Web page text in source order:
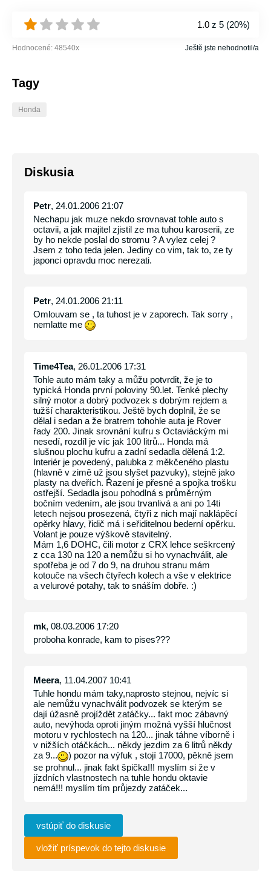
1.0 z 5 (20%)
Hodnocené: 48540x Ještě jste nehodnotil/a
Tagy
Honda
Diskusia
Petr, 24.01.2006 21:07
Nechapu jak muze nekdo srovnavat tohle auto s
octavii, a jak majitel zjistil ze ma tuhou karoserii, ze
by ho nekde poslal do stromu ? A vylez celej ?
Jsem z toho teda jelen. Jediny co vim, tak to, ze ty
japonci opravdu moc nerezati.
Petr, 24.01.2006 21:11
Omlouvam se , ta tuhost je v zaporech. Tak sorry ,
nemlatte me
Time4Tea, 26.01.2006 17:31
Tohle auto mám taky a můžu potvrdit, že je to
typická Honda první poloviny 90.let. Tenké plechy
silný motor a dobrý podvozek s dobrým rejdem a
tužší charakteristikou. Ještě bych doplnil, že se
dělal i sedan a že bratrem tohohle auta je Rover
řady 200. Jinak srovnání kufru s Octaviáckým mi
nesedí, rozdíl je víc jak 100 litrů... Honda má
slušnou plochu kufru a zadní sedadla dělená 1:2.
Interiér je povedený, palubka z měkčeného plastu
(hlavně v zimě už jsou slyšet pazvuky), stejně jako
plasty na dveřích. Řazení je přesné a spojka trošku
ostřejší. Sedadla jsou pohodlná s průměrným
bočním vedením, ale jsou trvanlivá a ani po 14ti
letech nejsou prosezená, čtyři z nich mají naklápěcí
opěrky hlavy, řidič má i seřiditelnou bederní opěrku.
Volant je pouze výškově stavitelný.
Mám 1,6 DOHC, čili motor z CRX lehce seškrcený
z cca 130 na 120 a nemůžu si ho vynachválit, ale
spotřeba je od 7 do 9, na druhou stranu mám
kotouče na všech čtyřech kolech a vše v elektrice
a velurové potahy, tak to snáším dobře. :)
mk, 08.03.2006 17:20
proboha konrade, kam to pises???
Meera, 11.04.2007 10:41
Tuhle hondu mám taky,naprosto stejnou, nejvíc si
ale nemůžu vynachválit podvozek se kterým se
dají úžasně projíždět zatáčky... fakt moc zábavný
auto, nevýhoda oproti jiným možná vyšší hlučnost
motoru v rychlostech na 120... jinak táhne víborně i
v nižších otáčkách... někdy jezdim za 6 litrů někdy
za 9...
) pozor na výfuk , stojí 17000, pěkně jsem
se prohnul... jinak fakt špička!!! myslím si že v
jízdních vlastnostech na tuhle hondu oktavie
nemá!!! myslím tím průjezdy zatáček...
vstúpiť do diskusie
vložiť príspevok do tejto diskusie